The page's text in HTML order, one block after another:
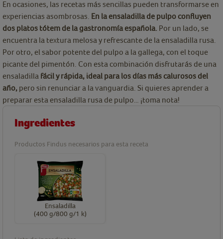
En ocasiones, las recetas más sencillas pueden transformarse en
experiencias asombrosas. En la ensaladilla de pulpo confluyen
dos platos tótem de la gastronomía española. Por un lado, se
encuentra la textura melosa y refrescante de la ensaladilla rusa.
Por otro, el sabor potente del pulpo a la gallega, con el toque
picante del pimentón. Con esta combinación disfrutarás de una
ensaladilla fácil y rápida, ideal para los días más calurosos del
año, pero sin renunciar a la vanguardia. Si quieres aprender a
preparar esta ensaladilla rusa de pulpo… ¡toma nota!
Ingredientes
Productos Findus necesarios para esta receta
Ensaladilla
(400 g/800 g/1 k)